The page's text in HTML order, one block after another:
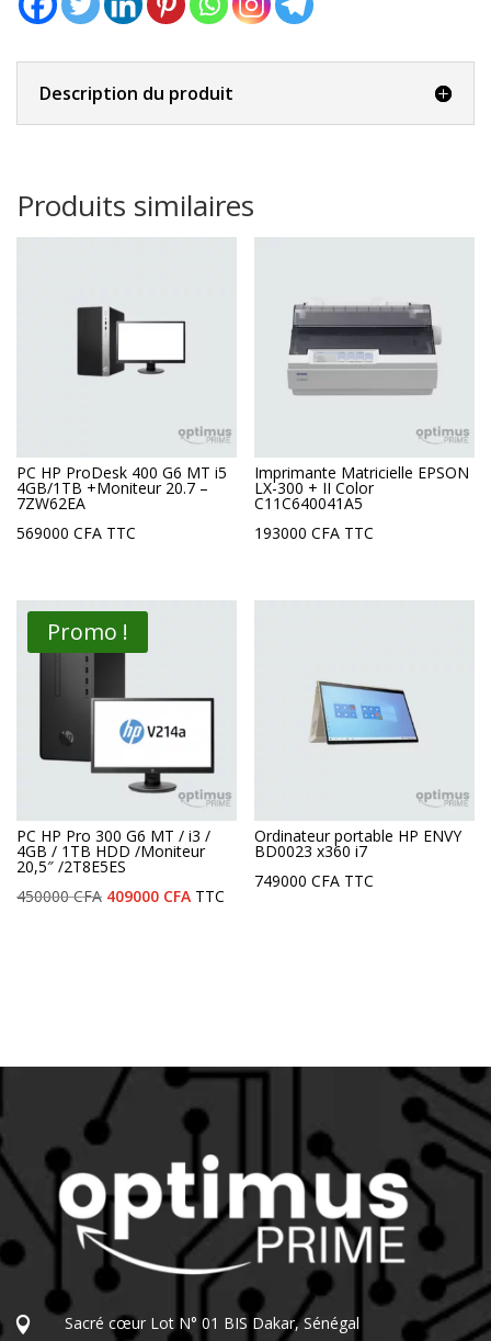
Description du produit
Produits similaires
PC HP ProDesk 400 G6 MT i5
4GB/1TB +Moniteur 20.7 –
7ZW62EA
569000 CFA TTC
Imprimante Matricielle EPSON
LX-300 + II Color
C11C640041A5
193000CFA TTC
Promo !
PC HP Pro 300 G6 MT / i3 /
4GB / 1TB HDD /Moniteur
20,5″ /2T8E5ES
450000CFA Le
409000 CFALeTTC
Ordinateur portable HP ENVY
BD0023 x360 i7
749000CFA TTC
 Sacré cœur Lot N° 01 BIS Dakar, Sénégal